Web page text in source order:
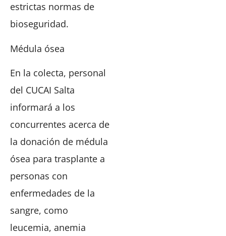
estrictas normas de
bioseguridad.
Médula ósea
En la colecta, personal
del CUCAI Salta
informará a los
concurrentes acerca de
la donación de médula
ósea para trasplante a
personas con
enfermedades de la
sangre, como
leucemia, anemia